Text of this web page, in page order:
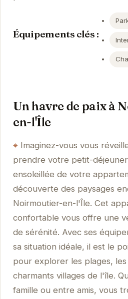
Équipements clés :
Un havre de paix à
en-l'Île
Imaginez-vous vous
prendre votre petit-
ensoleillée de votre
découverte des paysages
Noirmoutier-en-l'Île. Cet
confortable vous offre une
de sérénité. Avec ses
sa situation idéale, il est le
pour explorer les plages, les
charmants villages de l'île.
famille ou entre amis, vous